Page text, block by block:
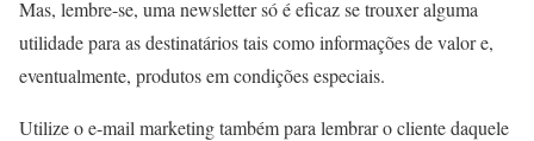
Mas, lembre-se, uma newsletter só é eficaz se trouxer alguma
utilidade para as destinatários tais como informações de valor e,
eventualmente, produtos em condições especiais.
Utilize o e-mail marketing também para lembrar o cliente daquele